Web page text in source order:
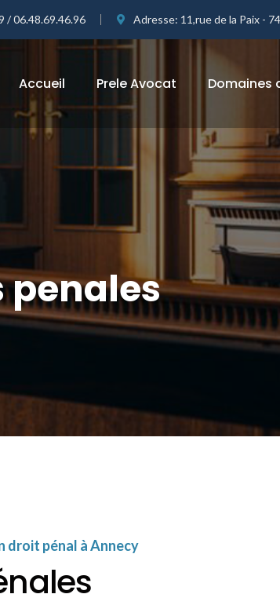
/ 06.48.69.46.96 Adresse: 11,rue de la Paix -
Accueil Prele Avocat Domaines
droit pénal à Annecy